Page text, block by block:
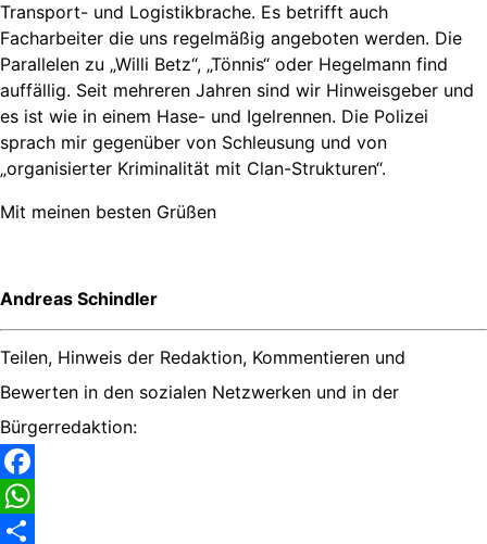
Transport- und Logistikbrache. Es betrifft auch
Facharbeiter die uns regelmäßig angeboten werden. Die
Parallelen zu „Willi Betz“, „Tönnis“ oder Hegelmann find
auffällig. Seit mehreren Jahren sind wir Hinweisgeber und
es ist wie in einem Hase- und Igelrennen. Die Polizei
sprach mir gegenüber von Schleusung und von
„organisierter Kriminalität mit Clan-Strukturen“.
Mit meinen besten Grüßen
Andreas Schindler
Teilen, Hinweis der Redaktion, Kommentieren und
Bewerten in den sozialen Netzwerken und in der
Bürgerredaktion:
Facebook
WhatsApp